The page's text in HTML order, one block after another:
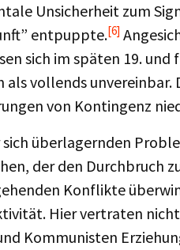
Unsicherheit zum
entpuppte.[6]
sich im späten 19.
als vollends
von Kontingenz
sich überlagernden
der den Durchbruch
Konflikte
Hier vertraten
Kommunisten